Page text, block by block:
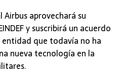
aprovechará su
y suscribirá un acuerdo
que todavía no ha
nueva tecnología en la